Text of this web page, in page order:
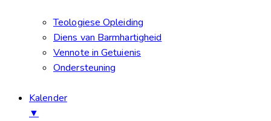
Teologiese Opleiding
Diens van Barmhartigheid
Vennote in Getuienis
Ondersteuning
Kalender
▼